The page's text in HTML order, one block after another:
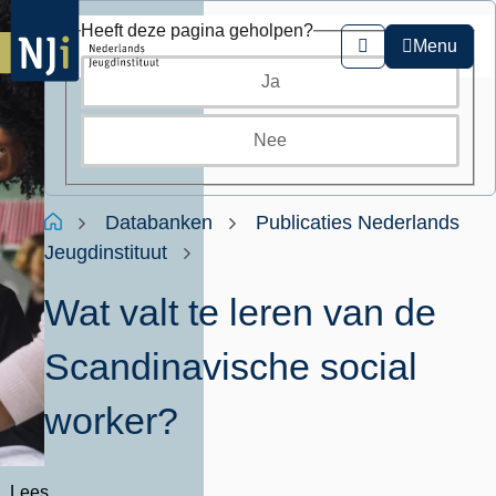
Overslaan
en
naar
de
gaan
Zoeken
Menu
Kruimelpad
HomeDatabanken
Publicaties Nederlands
Jeugdinstituut
Wat valt te leren van de
Scandinavische social
worker?
Lees
Heeft deze pagina geholpen?
Ja
Nee